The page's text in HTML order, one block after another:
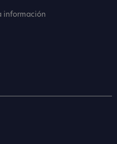
información